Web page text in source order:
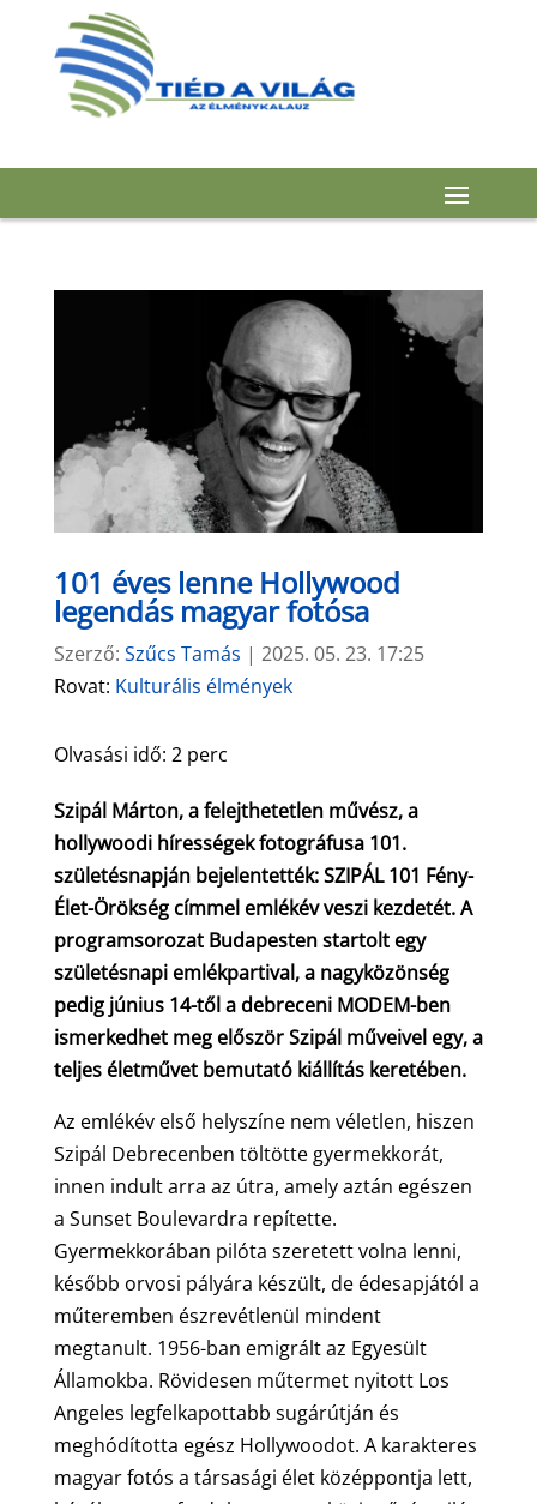
101 éves lenne Hollywood
legendás magyar fotósa
Szerző: Szűcs Tamás | 2025. 05. 23. 17:25
Rovat: Kulturális élmények
Olvasási idő: 2 perc
Szipál Márton, a felejthetetlen művész, a
hollywoodi hírességek fotográfusa 101.
születésnapján bejelentették: SZIPÁL 101 Fény-
Élet-Örökség címmel emlékév veszi kezdetét. A
programsorozat Budapesten startolt egy
születésnapi emlékpartival, a nagyközönség
pedig június 14-től a debreceni MODEM-ben
ismerkedhet meg először Szipál műveivel egy, a
teljes életművet bemutató kiállítás keretében.
Az emlékév első helyszíne nem véletlen, hiszen
Szipál Debrecenben töltötte gyermekkorát,
innen indult arra az útra, amely aztán egészen
a Sunset Boulevardra repítette.
Gyermekkorában pilóta szeretett volna lenni,
később orvosi pályára készült, de édesapjától a
műteremben észrevétlenül mindent
megtanult. 1956-ban emigrált az Egyesült
Államokba. Rövidesen műtermet nyitott Los
Angeles legfelkapottabb sugárútján és
meghódította egész Hollywoodot. A karakteres
magyar fotós a társasági élet középpontja lett,